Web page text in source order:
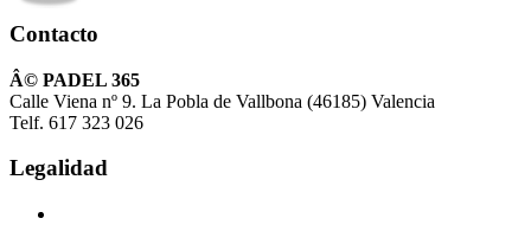
Contacto
Â© PADEL 365
Calle Viena nº 9. La Pobla de Vallbona (46185) Valencia
Telf. 617 323 026
Legalidad